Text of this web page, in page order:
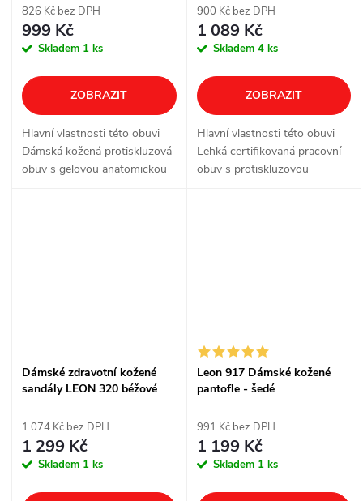
826 Kč bez DPH
999 Kč
Skladem 1 ks
ZOBRAZIT
Hlavní vlastnosti této obuvi
Dámská kožená protiskluzová
obuv s gelovou anatomickou
900 Kč bez DPH
1 089 Kč
Skladem 4 ks
ZOBRAZIT
Hlavní vlastnosti této obuvi
Lehká certifikovaná pracovní
obuv s protiskluzovou
Dámské zdravotní kožené
sandály LEON 320 béžové
1 074 Kč bez DPH
1 299 Kč
Skladem 1 ks
Leon 917 Dámské kožené
pantofle - šedé
991 Kč bez DPH
1 199 Kč
Skladem 1 ks